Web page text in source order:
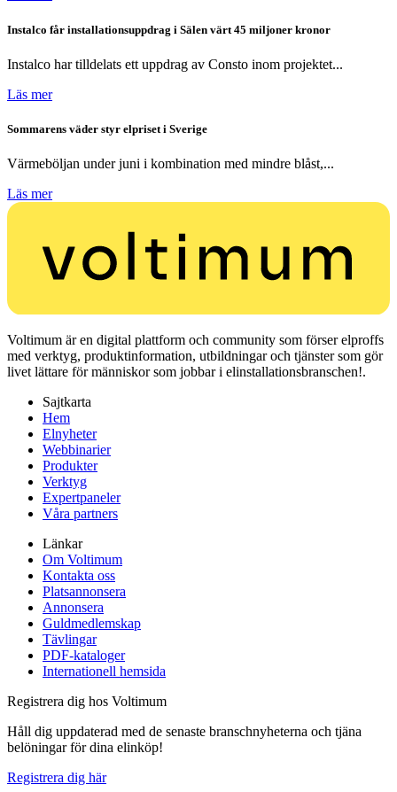
Instalco får installationsuppdrag i Sälen värt 45 miljoner kronor
Instalco har tilldelats ett uppdrag av Consto inom projektet...
Läs mer
Sommarens väder styr elpriset i Sverige
Värmeböljan under juni i kombination med mindre blåst,...
Läs mer
Voltimum är en digital plattform och community som förser elproffs
med verktyg, produktinformation, utbildningar och tjänster som gör
livet lättare för människor som jobbar i elinstallationsbranschen!.
Sajtkarta
Hem
Elnyheter
Webbinarier
Produkter
Verktyg
Expertpaneler
Våra partners
Länkar
Om Voltimum
Kontakta oss
Platsannonsera
Annonsera
Guldmedlemskap
Tävlingar
PDF-kataloger
Internationell hemsida
Registrera dig hos Voltimum
Håll dig uppdaterad med de senaste branschnyheterna och tjäna
belöningar för dina elinköp!
Registrera dig här